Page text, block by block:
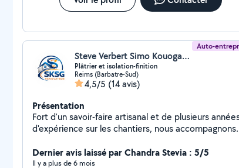
Auto-
Steve Verbert Simo Kouogang (SKSG RÉNOVATION)
Plâtrier et isolation-finition
Reims (Barbatre-Sud)
4,5/5 (14 avis)
Présentation
Fort d'un savoir-faire artisanal et de plusieurs
d'expérience sur les chantiers, nous accompagnons
d'aménagement intérieur, que ce soit en neuf ou en
rénovation.
Dernier avis laissé par Chandra Stevia : 5/5
Il y a plus de 6 mois